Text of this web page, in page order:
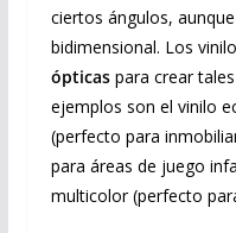
ciertos ángulos,
bidimensional. Los
ópticaspara crear
ejemplos son el vinilo
(perfecto para
para áreas de juego
multicolor (perfecto